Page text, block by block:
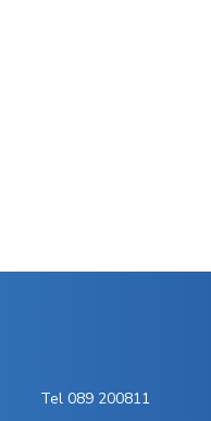
Tel 089 200811